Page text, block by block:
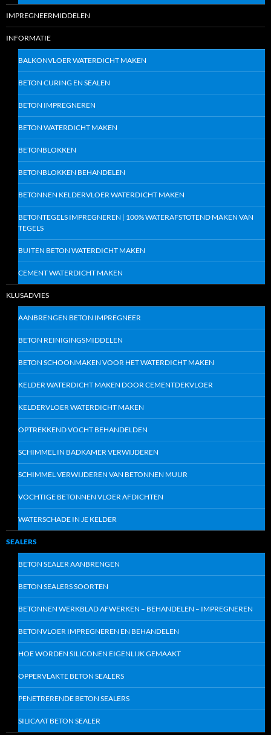
IMPREGNEERMIDDELEN
INFORMATIE
BALKONVLOER WATERDICHT MAKEN
BETON CURING EN SEALEN
BETON IMPREGNEREN
BETON WATERDICHT MAKEN
BETONBLOKKEN
BETONBLOKKEN BEHANDELEN
BETONNEN KELDERVLOER WATERDICHT MAKEN
BETONTEGELS IMPREGNEREN | 100% WATERAFSTOTEND MAKEN VAN
TEGELS
BUITEN BETON WATERDICHT MAKEN
CEMENT WATERDICHT MAKEN
KLUSADVIES
AANBRENGEN BETON IMPREGNEER
BETON REINIGINGSMIDDELEN
BETON SCHOONMAKEN VOOR HET WATERDICHT MAKEN
KELDER WATERDICHT MAKEN DOOR CEMENTDEKVLOER
KELDERVLOER WATERDICHT MAKEN
OPTREKKEND VOCHT BEHANDELDEN
SCHIMMEL IN BADKAMER VERWIJDEREN
SCHIMMEL VERWIJDEREN VAN BETONNEN MUUR
VOCHTIGE BETONNEN VLOER AFDICHTEN
WATERSCHADE IN JE KELDER
SEALERS
BETON SEALER AANBRENGEN
BETON SEALERS SOORTEN
BETONNEN WERKBLAD AFWERKEN – BEHANDELEN – IMPREGNEREN
BETONVLOER IMPREGNEREN EN BEHANDELEN
HOE WORDEN SILICONEN EIGENLIJK GEMAAKT
OPPERVLAKTE BETON SEALERS
PENETRERENDE BETON SEALERS
SILICAAT BETON SEALER